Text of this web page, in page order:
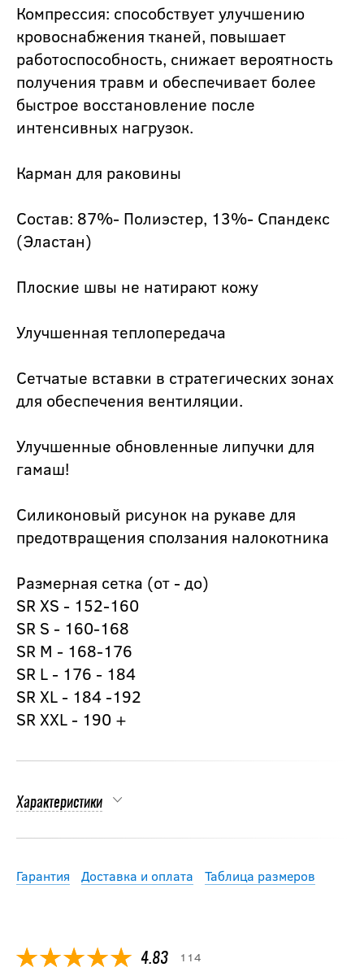
Компрессия: способствует улучшению
кровоснабжения тканей, повышает
работоспособность, снижает вероятность
получения травм и обеспечивает более
быстрое восстановление после
интенсивных нагрузок.
Карман для раковины
Состав: 87%- Полиэстер, 13%- Спандекс
(Эластан)
Плоские швы не натирают кожу
Улучшенная теплопередача
Сетчатые вставки в стратегических зонах
для обеспечения вентиляции.
Улучшенные обновленные липучки для
гамаш!
Силиконовый рисунок на рукаве для
предотвращения сползания налокотника
Размерная сетка (от - до)
SR XS - 152-160
SR S - 160-168
SR M - 168-176
SR L - 176 - 184
SR XL - 184 -192
SR XXL - 190 +
Характеристики
Гарантия Доставка и оплата Таблица размеров
4.83 114